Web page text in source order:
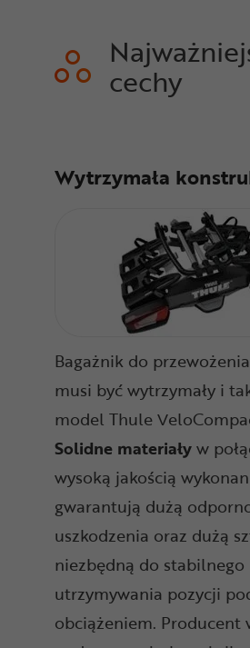
cechy
Wytrzymała
Bagażnik do
musi być wytrzymały i
model Thule
Solidne materiaływ
wysoką jakością
gwarantują dużą
uszkodzenia oraz dużą
niezbędną do stabilnego
utrzymywania pozycji
obciążeniem. Producent